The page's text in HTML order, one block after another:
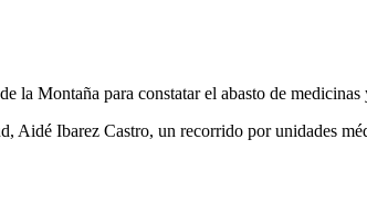
la Montaña para constatar el abasto de
Aidé Ibarez Castro, un recorrido por unidades